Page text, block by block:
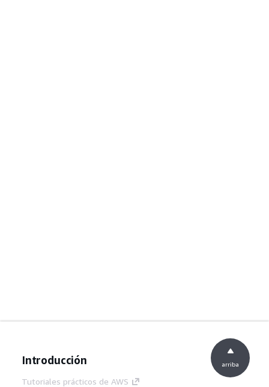
Introducción
Tutoriales prácticos de AWS
arriba